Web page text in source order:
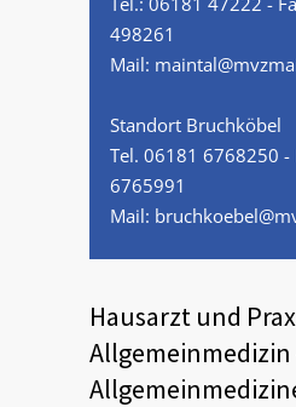
498261
Mail:
Standort Bruchköbel
Tel. 06181 6768250 -
6765991
Mail:
Hausarzt und
Allgemeinmedizin